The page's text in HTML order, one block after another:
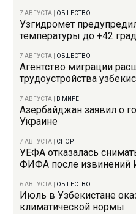
7 АВГУСТА ОБЩЕСТВО
Узгидромет
температуры до +42
7 АВГУСТА ОБЩЕСТВО
Агентство миграции
трудоустройства
7 АВГУСТА В МИРЕ
Азербайджан заявил о
Украине
7 АВГУСТА СПОРТ
УЕФА отказалась
ФИФА после извинений
6 АВГУСТА ОБЩЕСТВО
Июль в Узбекистане
климатической нормы